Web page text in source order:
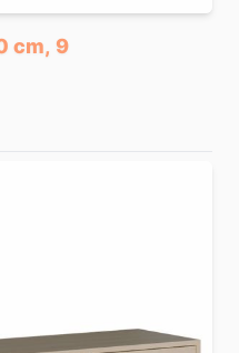
cm, 9